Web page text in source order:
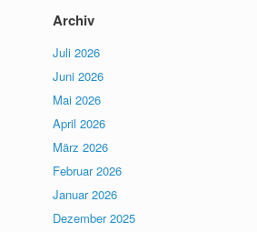
Archiv
Juli 2026
Juni 2026
Mai 2026
April 2026
März 2026
Februar 2026
Januar 2026
Dezember 2025